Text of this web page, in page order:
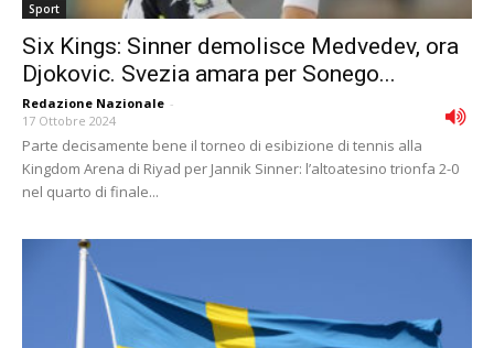
Sport
Six Kings: Sinner demolisce Medvedev, ora
Djokovic. Svezia amara per Sonego...
Redazione Nazionale -
17 Ottobre 2024
Parte decisamente bene il torneo di esibizione di tennis alla
Kingdom Arena di Riyad per Jannik Sinner: l’altoatesino trionfa 2-0
nel quarto di finale...